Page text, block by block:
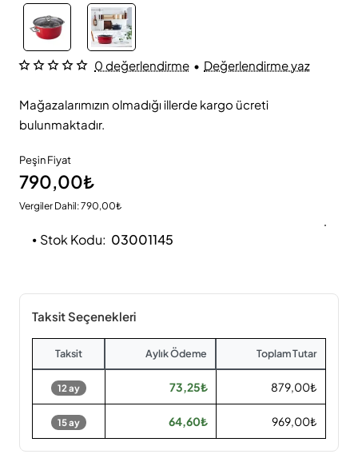
Mağazalarımızın olmadığı illerde kargo ücreti
bulunmaktadır.
0 değerlendirme • Değerlendirme yaz
Peşin Fiyat
790,00₺
Vergiler Dahil: 790,00₺
Stok Kodu: 03001145
Taksit Seçenekleri
Taksit Aylık Ödeme Toplam Tutar
12 ay 73,25₺ 879,00₺
15 ay 64,60₺ 969,00₺